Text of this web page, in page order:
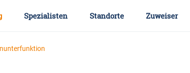
Spezialisten Standorte Zuweiser